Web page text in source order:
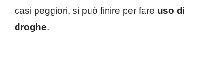
casi peggiori, si può finire per fare uso di
droghe.